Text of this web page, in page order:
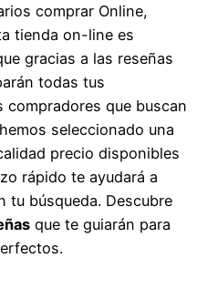
comprar Online,
tienda on-line es
gracias a las reseñas
todas tus
compradores que buscan
seleccionado una
precio disponibles
rápido te ayudará a
tu búsqueda. Descubre
que te guiarán para